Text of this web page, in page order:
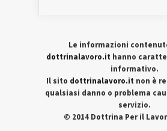
Le informazioni
dottrinalavoro.it hanno
informativo.
Il sito dottrinalavoro.it non è
qualsiasi danno o problema
servizio.
© 2014 Dottrina Per il